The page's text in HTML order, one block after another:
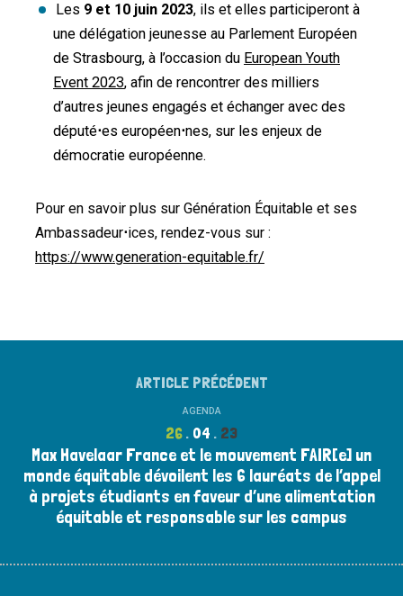
Les 9 et 10 juin 2023, ils et elles participeront à
une délégation jeunesse au Parlement Européen
de Strasbourg, à l’occasion du European Youth
Event 2023, afin de rencontrer des milliers
d’autres jeunes engagés et échanger avec des
député⋅es européen⋅nes, sur les enjeux de
démocratie européenne.
Pour en savoir plus sur Génération Équitable et ses
Ambassadeur⋅ices, rendez-vous sur :
https://www.generation-equitable.fr/
ARTICLE PRÉCÉDENT
AGENDA
26 04 23
Max Havelaar France et le mouvement FAIR[e] un
monde équitable dévoilent les 6 lauréats de l’appel
à projets étudiants en faveur d’une alimentation
équitable et responsable sur les campus